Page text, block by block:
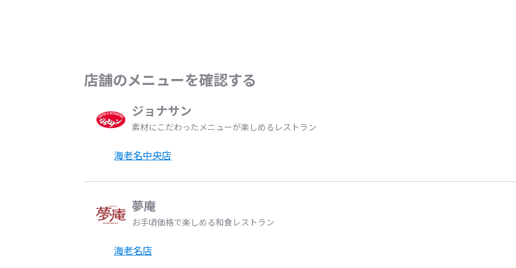
店舗のメニューを確認する
ジョナサン
素材にこだわったメニューが楽しめるレストラン
海老名中央店
夢庵
お手頃価格で楽しめる和食レストラン
海老名店